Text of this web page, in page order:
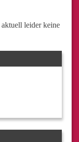
leider keine